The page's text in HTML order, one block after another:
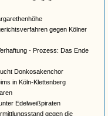
gegen Kölner
- Prozess: Das Ende
Donkosakenchor
in Köln-Klettenberg
Edelweißpiraten
gegen die